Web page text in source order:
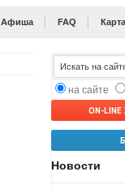
Афиша FAQ
на сайте
ON-
Новости